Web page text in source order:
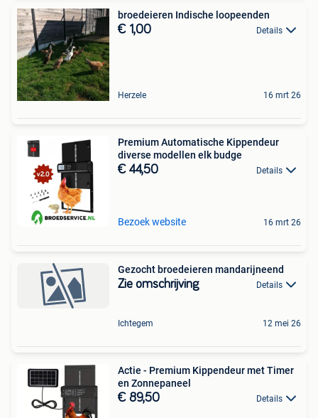
broedeieren Indische loopeenden
€ 1,00 Details
Herzele 16 mrt 26
Premium Automatische Kippendeur
diverse modellen elk budge
€ 44,50 Details
Bezoek website 16 mrt 26
Gezocht broedeieren mandarijneend
Zie omschrijving Details
Ichtegem 12 mei 26
Actie - Premium Kippendeur met Timer
en Zonnepaneel
€ 89,50 Details